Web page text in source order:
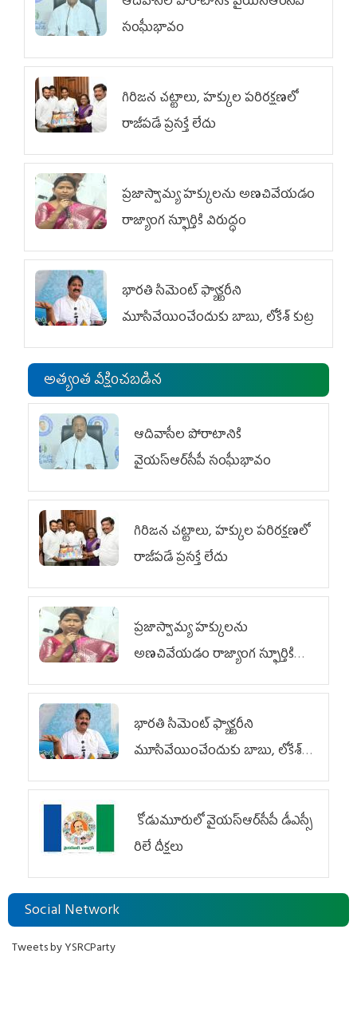
సంఘీభావం
గిరిజన చట్టాలు, హక్కుల పరిరక్షణలో
రాజీపడే ప్రసక్తే లేదు
ప్రజాస్వామ్య హక్కులను అణచివేయడం
రాజ్యాంగ స్ఫూర్తికి విరుద్ధం
భారతి సిమెంట్ ఫ్యాక్టరీని
మూసివేయించేందుకు బాబు, లోకేశ్ కుట్ర
అత్యంత వీక్షించబడిన
ఆదివాసీల పోరాటానికి
వైయ‌స్ఆర్‌సీపీ సంఘీభావం
గిరిజన చట్టాలు, హక్కుల పరిరక్షణలో
రాజీపడే ప్రసక్తే లేదు
ప్రజాస్వామ్య హక్కులను
అణచివేయడం రాజ్యాంగ స్ఫూర్తికి
విరుద్ధం
భారతి సిమెంట్ ఫ్యాక్టరీని
మూసివేయించేందుకు బాబు, లోకేశ్
కుట్ర
కోడుమూరులో వైయ‌స్ఆర్‌సీపీ డీఎస్సీ
రిలే దీక్షలు
Social Network
Tweets by YSRCParty